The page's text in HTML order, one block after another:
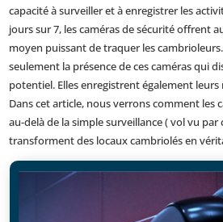
capacité à surveiller et à enregistrer les
jours sur 7, les caméras de sécurité offrent
moyen puissant de traquer les cambrioleurs.
seulement la présence de ces caméras qui
potentiel. Elles enregistrent également
Dans cet article, nous verrons comment les
au-delà de la simple surveillance ( vol vu par
transforment des locaux cambriolés en